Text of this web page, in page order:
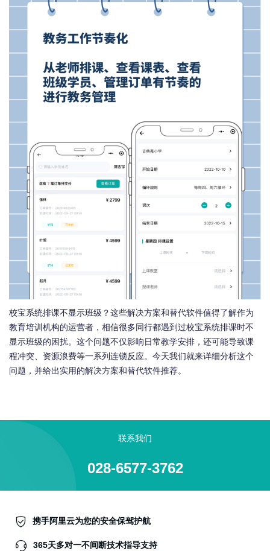
校宝系统排课不显示班级？这些解决方案和替代软件值得了解作为
教育培训机构的运营者，相信很多同行都遇到过校宝系统排课时不
显示班级的困扰。这个问题不仅影响日常教学安排，还可能导致课
程冲突、资源浪费等一系列连锁反应。今天我们就来详细分析这个
问题，并给出实用的解决方案和替代软件推荐。
联系我们
028-6577-3762
携手阿里云为您的安全保驾护航
365天多对一不间断技术指导支持